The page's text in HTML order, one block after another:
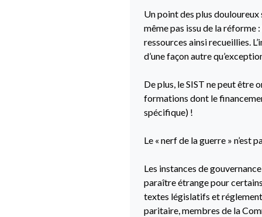
Un point des plus douloureux
même pas issu de la
ressources ainsi recueillies.
d’une façon autre
De plus, le SIST ne peut être
formations dont le
spécifique) !
Le « nerf de la guerre » n’est
Les instances de
paraître étrange pour
textes législatifs et
paritaire, membres de la